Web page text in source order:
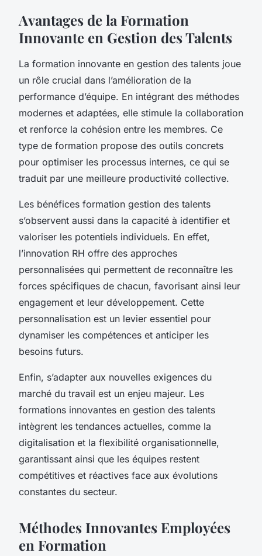
Avantages de la Formation
Innovante en Gestion des Talents
La formation innovante en gestion des talents joue
un rôle crucial dans l’amélioration de la
performance d’équipe. En intégrant des méthodes
modernes et adaptées, elle stimule la collaboration
et renforce la cohésion entre les membres. Ce
type de formation propose des outils concrets
pour optimiser les processus internes, ce qui se
traduit par une meilleure productivité collective.
Les bénéfices formation gestion des talents
s’observent aussi dans la capacité à identifier et
valoriser les potentiels individuels. En effet,
l’innovation RH offre des approches
personnalisées qui permettent de reconnaître les
forces spécifiques de chacun, favorisant ainsi leur
engagement et leur développement. Cette
personnalisation est un levier essentiel pour
dynamiser les compétences et anticiper les
besoins futurs.
Enfin, s’adapter aux nouvelles exigences du
marché du travail est un enjeu majeur. Les
formations innovantes en gestion des talents
intègrent les tendances actuelles, comme la
digitalisation et la flexibilité organisationnelle,
garantissant ainsi que les équipes restent
compétitives et réactives face aux évolutions
constantes du secteur.
Méthodes Innovantes Employées
en Formation